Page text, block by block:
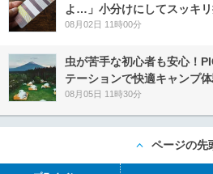
よ…」小分けにしてスッキ
08月02日 11時00分
虫が苦手な初心者も安心！
テーションで快適キャンプ
08月05日 11時30分
ページの先